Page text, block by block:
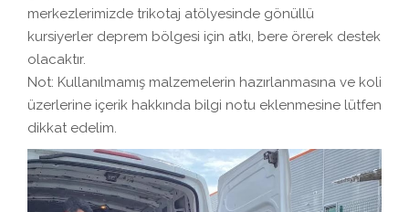
merkezlerimizde trikotaj atölyesinde gönüllü
kursiyerler deprem bölgesi için atkı, bere örerek destek
olacaktır.
Not: Kullanılmamış malzemelerin hazırlanmasına ve koli
üzerlerine içerik hakkında bilgi notu eklenmesine lütfen
dikkat edelim.